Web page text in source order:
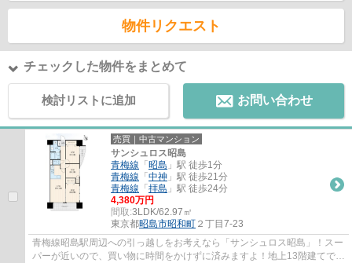
物件リクエスト
チェックした物件をまとめて
検討リストに追加 お問い合わせ
売買｜中古マンション
サンシュロス昭島
青梅線 「 昭島 」駅 徒歩1分
青梅線 「 中神 」駅 徒歩21分
青梅線 「 拝島 」駅 徒歩24分
4,380万円
間取:3LDK/62.97㎡
東京都昭島市昭和町 ２丁目7-23
青梅線昭島駅周辺への引っ越しをお考えなら「サンシュロス昭島」！スー
パーが近いので、買い物に時間をかけずに済みますよ！地上13階建てで、